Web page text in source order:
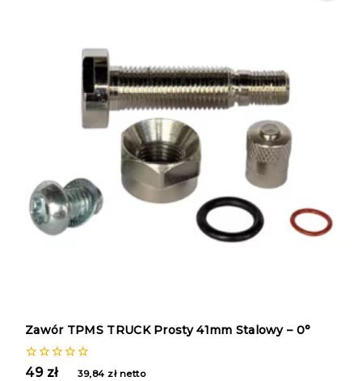
Zawór TPMS TRUCK Prosty 41mm Stalowy – 0°
0
49 zł 39,84 złnetto